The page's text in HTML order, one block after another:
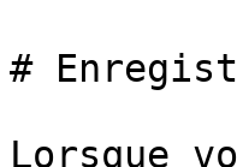
#
Lorsque